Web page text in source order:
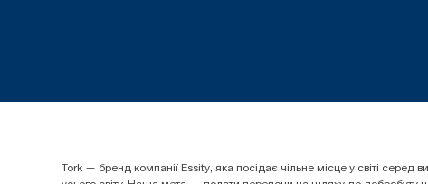
Tork — бренд компанії Essity, яка посідає чільне місце у світі